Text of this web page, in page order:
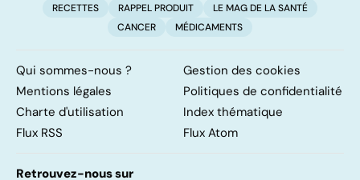
RECETTES RAPPEL PRODUIT
LE MAG DE LA SANTÉ
CANCER
MÉDICAMENTS
Qui sommes-nous ?
Gestion des cookies
Mentions légales
Politiques de confidentialité
Charte d'utilisation
Index thématique
Flux RSS
Flux Atom
Retrouvez-nous sur